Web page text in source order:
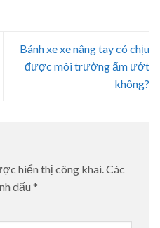
Bánh xe xe nâng tay có chịu
được môi trường ẩm ướt
không?
hiển thị công khai.Các
dấu *